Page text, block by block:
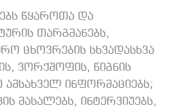
წყაროთა და
თარგმანებს,
ცხოვრების სხვადასხვა
ვორქშოფის, წიგნის
ამსახველ ინფორმაციებს;
მასალებს, ინტერვიუებს,